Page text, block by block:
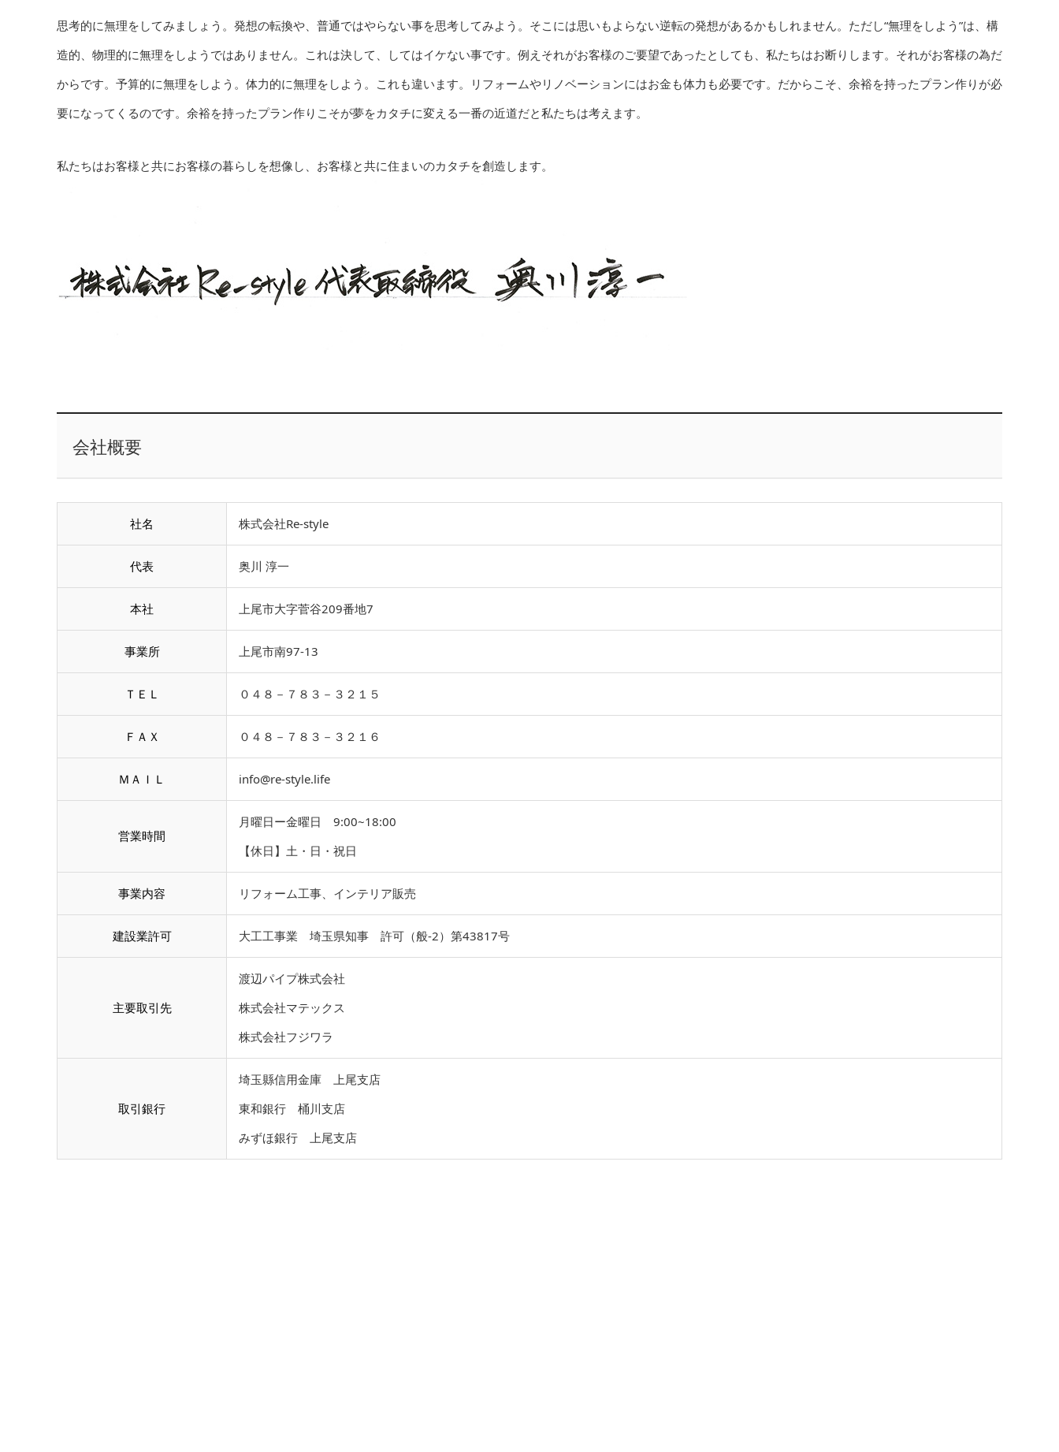
思考的に無理をしてみましょう。発想の転換や、普通ではやらない事を思考してみよう。そこには思いもよらない逆転の発想があるかもしれません。ただし“無理をしよう”は、構
造的、物理的に無理をしようではありません。これは決して、してはイケない事です。例えそれがお客様のご要望であったとしても、私たちはお断りします。それがお客様の為だ
からです。予算的に無理をしよう。体力的に無理をしよう。これも違います。リフォームやリノベーションにはお金も体力も必要です。だからこそ、余裕を持ったプラン作りが必
要になってくるのです。余裕を持ったプラン作りこそが夢をカタチに変える一番の近道だと私たちは考えます。
私たちはお客様と共にお客様の暮らしを想像し、お客様と共に住まいのカタチを創造します。
会社概要
社名 株式会社Re-style
代表 奥川 淳一
本社 上尾市大字菅谷209番地7
事業所 上尾市南97-13
ＴＥＬ ０４８－７８３－３２１５
ＦＡＸ ０４８－７８３－３２１６
ＭＡＩＬ info@re-style.life
営業時間
月曜日ー金曜日 9:00~18:00
【休日】土・日・祝日
事業内容 リフォーム工事、インテリア販売
建設業許可 大工工事業 埼玉県知事 許可（般-2）第43817号
主要取引先
渡辺パイプ株式会社
株式会社マテックス
株式会社フジワラ
取引銀行
埼玉縣信用金庫 上尾支店
東和銀行 桶川支店
みずほ銀行 上尾支店